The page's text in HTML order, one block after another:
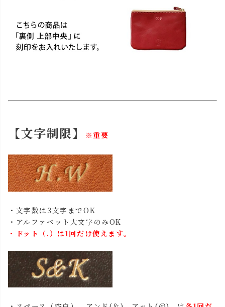
【文字制限】 ※重要
・文字数は3文字までOK
・アルファベット大文字のみOK
・ドット（.）は1回だけ使えます。